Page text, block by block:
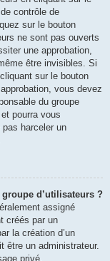
contrôle de
sur le bouton
ne sont pas ouverts
une approbation,
être invisibles. Si
sur le bouton
vous devez
du groupe
pourra vous
harceler un
d’utilisateurs ?
assigné
créés par un
la création d’un
être un administrateur.
privé.